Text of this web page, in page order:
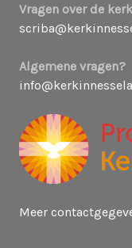
Vragen over de
Algemene vragen?
Meer